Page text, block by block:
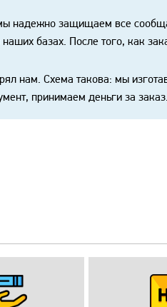
мы надежно защищаем все
базах. После того, как
нам. Схема такова: мы
принимаем деньги за заказ.